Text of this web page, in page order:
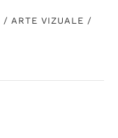
/ ARTE VIZUALE /